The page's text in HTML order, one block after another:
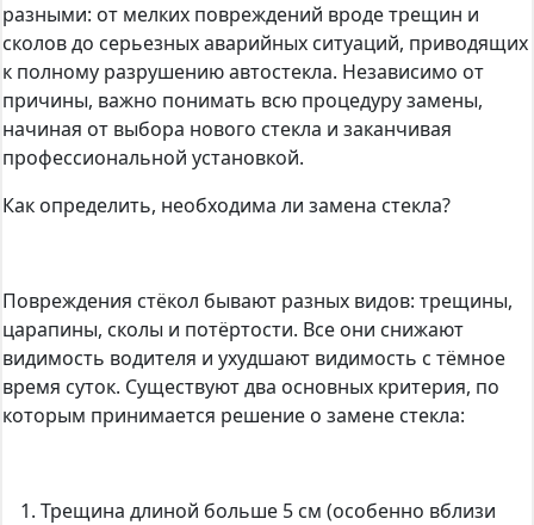
разными: от мелких повреждений вроде трещин и
сколов до серьезных аварийных ситуаций, приводящих
к полному разрушению автостекла. Независимо от
причины, важно понимать всю процедуру замены,
начиная от выбора нового стекла и заканчивая
профессиональной установкой.
Как определить, необходима ли замена стекла?
Повреждения стёкол бывают разных видов: трещины,
царапины, сколы и потёртости. Все они снижают
видимость водителя и ухудшают видимость с тёмное
время суток. Существуют два основных критерия, по
которым принимается решение о замене стекла:
Трещина длиной больше 5 см (особенно вблизи